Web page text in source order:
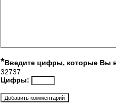
*Введите цифры, которые Вы
32737
Цифры: